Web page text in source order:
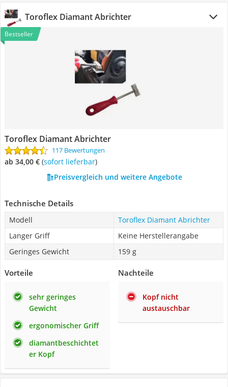
Toroflex Diamant Abrichter
Bestseller
Toroflex Diamant Abrichter
117 Bewertungen
ab 34,00 € ( Sofort lieferbar)
Preisvergleich und weitere Angebote
Technische Details
Modell
Toroflex Diamant Abrichter
Langer Griff
Keine Herstellerangabe
Geringes Gewicht
159 g
Vorteile
sehr geringes
Gewicht
ergonomischer Griff
diamantbeschichtet
er Kopf
Nachteile
Kopf nicht
austauschbar